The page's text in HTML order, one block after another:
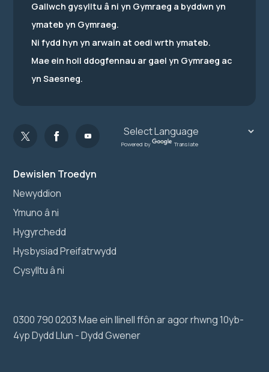
Dewislen Troedyn
Newyddion
Ymuno â ni
Hygyrchedd
Hysbysiad Preifatrwydd
Cysylltu â ni
0300 790 0203 Mae ein llinell ffôn ar agor rhwng 10yb-
4yp Dydd Llun - Dydd Gwener
Gallwch gysylltu â ni yn Gymraeg a byddwn yn
ymateb yn Gymraeg.
Ni fydd hyn yn arwain at oedi wrth ymateb.
Mae ein holl ddogfennau ar gael yn Gymraeg ac
yn Saesneg.
Powered by Translate